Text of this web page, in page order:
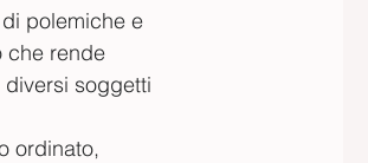
polemiche e
che rende
soggetti
ordinato,